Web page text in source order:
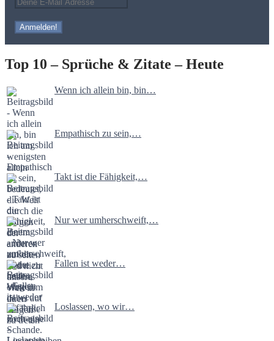
Top 10 – Sprüche & Zitate – Heute
Wenn ich allein bin, bin…
Empathisch zu sein,…
Takt ist die Fähigkeit,…
Nur wer umherschweift,…
Fallen ist weder…
Loslassen, wo wir…